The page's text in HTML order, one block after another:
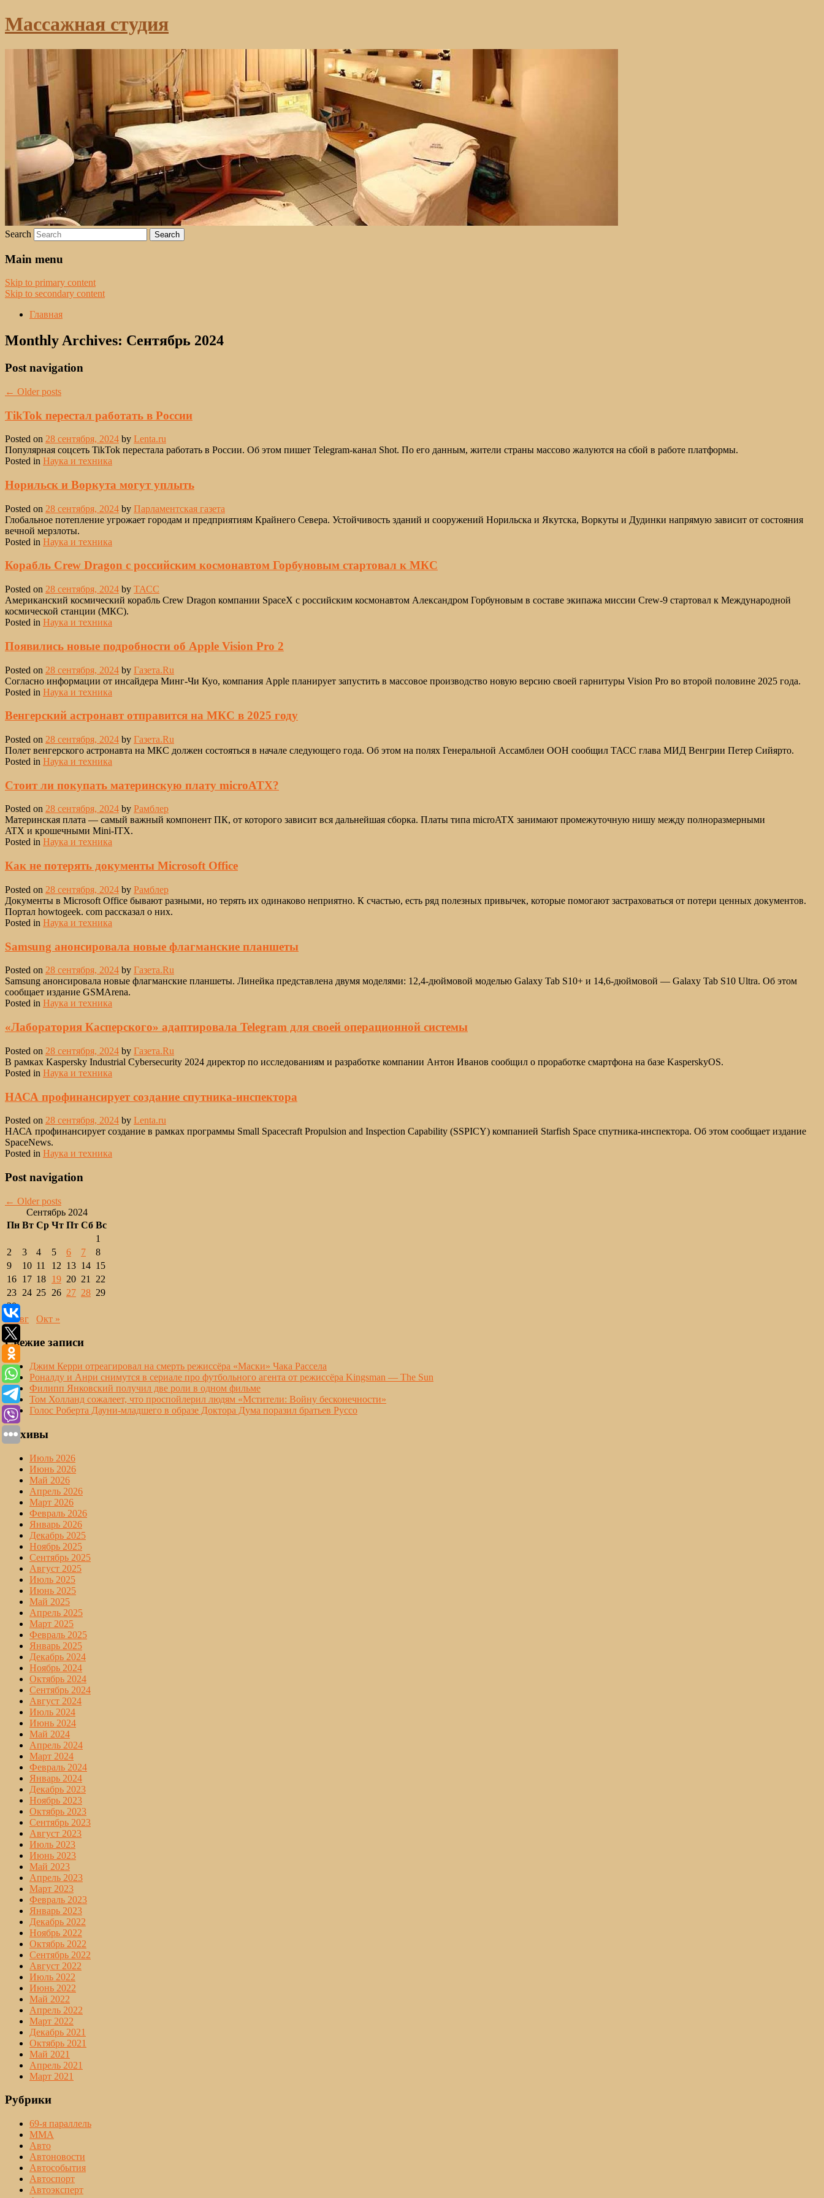
Массажная студия
Search
Main menu
Skip to primary content
Skip to secondary content
Главная
Monthly Archives: Сентябрь 2024
Post navigation
← Older posts
TikTok перестал работать в России
Posted on 28 сентября, 2024 by Lenta.ru
Популярная соцсеть TikTok перестала работать в России. Об этом пишет Telegram-канал Shot. По его данным, жители страны массово жалуются на сбой в работе платформы.
Posted in Наука и техника
Норильск и Воркута могут уплыть
Posted on 28 сентября, 2024 by Парламентская газета
Глобальное потепление угрожает городам и предприятиям Крайнего Севера. Устойчивость зданий и сооружений Норильска и Якутска, Воркуты и Дудинки напрямую зависит от состояния
вечной мерзлоты.
Posted in Наука и техника
Корабль Crew Dragon с российским космонавтом Горбуновым стартовал к МКС
Posted on 28 сентября, 2024 by ТАСС
Американский космический корабль Crew Dragon компании SpaceX с российским космонавтом Александром Горбуновым в составе экипажа миссии Crew-9 стартовал к Международной
космической станции (МКС).
Posted in Наука и техника
Появились новые подробности об Apple Vision Pro 2
Posted on 28 сентября, 2024 by Газета.Ru
Согласно информации от инсайдера Минг-Чи Куо, компания Apple планирует запустить в массовое производство новую версию своей гарнитуры Vision Pro во второй половине 2025 года.
Posted in Наука и техника
Венгерский астронавт отправится на МКС в 2025 году
Posted on 28 сентября, 2024 by Газета.Ru
Полет венгерского астронавта на МКС должен состояться в начале следующего года. Об этом на полях Генеральной Ассамблеи ООН сообщил ТАСС глава МИД Венгрии Петер Сийярто.
Posted in Наука и техника
Стоит ли покупать материнскую плату microATX?
Posted on 28 сентября, 2024 by Рамблер
Материнская плата — самый важный компонент ПК, от которого зависит вся дальнейшая сборка. Платы типа microATX занимают промежуточную нишу между полноразмерными
ATX и крошечными Mini-ITX.
Posted in Наука и техника
Как не потерять документы Microsoft Office
Posted on 28 сентября, 2024 by Рамблер
Документы в Microsoft Office бывают разными, но терять их одинаково неприятно. К счастью, есть ряд полезных привычек, которые помогают застраховаться от потери ценных документов.
Портал howtogeek. com рассказал о них.
Posted in Наука и техника
Samsung анонсировала новые флагманские планшеты
Posted on 28 сентября, 2024 by Газета.Ru
Samsung анонсировала новые флагманские планшеты. Линейка представлена двумя моделями: 12,4-дюймовой моделью Galaxy Tab S10+ и 14,6-дюймовой — Galaxy Tab S10 Ultra. Об этом
сообщает издание GSMArena.
Posted in Наука и техника
«Лаборатория Касперского» адаптировала Telegram для своей операционной системы
Posted on 28 сентября, 2024 by Газета.Ru
В рамках Kaspersky Industrial Cybersecurity 2024 директор по исследованиям и разработке компании Антон Иванов сообщил о проработке смартфона на базе KasperskyOS.
Posted in Наука и техника
НАСА профинансирует создание спутника-инспектора
Posted on 28 сентября, 2024 by Lenta.ru
НАСА профинансирует создание в рамках программы Small Spacecraft Propulsion and Inspection Capability (SSPICY) компанией Starfish Space спутника-инспектора. Об этом сообщает издание
SpaceNews.
Posted in Наука и техника
Post navigation
← Older posts
Сентябрь 2024
Пн Вт Ср Чт Пт Сб Вс
1
2
3 4 5 6 7
8
9
10 11 12 13 14 15
16 17 18 19 20 21
22
23 24 25 26 27 28 29
30
« Авг
Окт »
Свежие записи
Джим Керри отреагировал на смерть режиссёра «Маски» Чака Рассела
Роналду и Анри снимутся в сериале про футбольного агента от режиссёра Kingsman — The Sun
Филипп Янковский получил две роли в одном фильме
Том Холланд сожалеет, что проспойлерил людям «Мстители: Войну бесконечности»
Голос Роберта Дауни-младшего в образе Доктора Дума поразил братьев Руссо
Архивы
Июль 2026
Июнь 2026
Май 2026
Апрель 2026
Март 2026
Февраль 2026
Январь 2026
Декабрь 2025
Ноябрь 2025
Сентябрь 2025
Август 2025
Июль 2025
Июнь 2025
Май 2025
Апрель 2025
Март 2025
Февраль 2025
Январь 2025
Декабрь 2024
Ноябрь 2024
Октябрь 2024
Сентябрь 2024
Август 2024
Июль 2024
Июнь 2024
Май 2024
Апрель 2024
Март 2024
Февраль 2024
Январь 2024
Декабрь 2023
Ноябрь 2023
Октябрь 2023
Сентябрь 2023
Август 2023
Июль 2023
Июнь 2023
Май 2023
Апрель 2023
Март 2023
Февраль 2023
Январь 2023
Декабрь 2022
Ноябрь 2022
Октябрь 2022
Сентябрь 2022
Август 2022
Июль 2022
Июнь 2022
Май 2022
Апрель 2022
Март 2022
Декабрь 2021
Октябрь 2021
Май 2021
Апрель 2021
Март 2021
Рубрики
69-я параллель
MMA
Авто
Автоновости
Автособытия
Автоспорт
Автоэксперт